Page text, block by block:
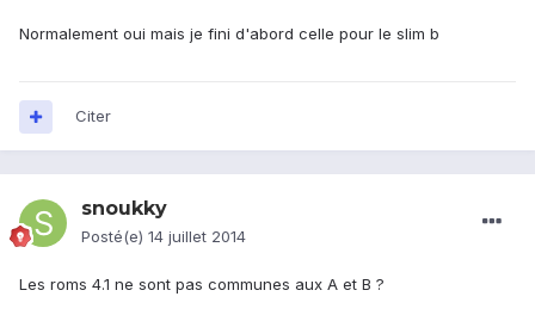
Normalement oui mais je fini d'abord celle pour le slim b
Citer
snoukky
Posté(e) 14 juillet 2014
Les roms 4.1 ne sont pas communes aux A et B ?